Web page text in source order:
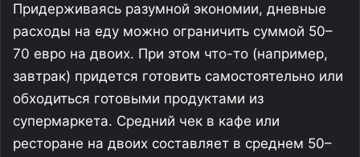
Придерживаясь разумной экономии, дневные
расходы на еду можно ограничить суммой 50–
70 евро на двоих. При этом что-то (например,
завтрак) придется готовить самостоятельно или
обходиться готовыми продуктами из
супермаркета. Средний чек в кафе или
ресторане на двоих составляет в среднем 50–